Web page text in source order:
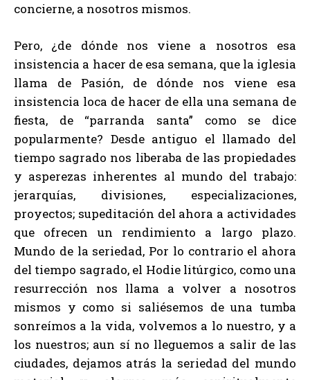
concierne, a nosotros mismos.
Pero, ¿de dónde nos viene a nosotros esa
insistencia a hacer de esa semana, que la iglesia
llama de Pasión, de dónde nos viene esa
insistencia loca de hacer de ella una semana de
fiesta, de “parranda santa” como se dice
popularmente? Desde antiguo el llamado del
tiempo sagrado nos liberaba de las propiedades
y asperezas inherentes al mundo del trabajo:
jerarquías, divisiones, especializaciones,
proyectos; supeditación del ahora a actividades
que ofrecen un rendimiento a largo plazo.
Mundo de la seriedad, Por lo contrario el ahora
del tiempo sagrado, el Hodie litúrgico, como una
resurrección nos llama a volver a nosotros
mismos y como si saliésemos de una tumba
sonreímos a la vida, volvemos a lo nuestro, y a
los nuestros; aun sí no lleguemos a salir de las
ciudades, dejamos atrás la seriedad del mundo